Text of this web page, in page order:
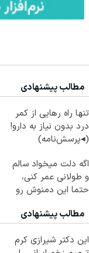
مطالب پیشنهادی
تنها راه رهایی از کمر
درد بدون نیاز به دارو!
(◂پرسش‌نامه)
اگه دلت میخواد سالم
و طولانی عمر کنی،
حتما این دمنوش رو
مطالب پیشنهادی
این دکتر شیرازی کرم